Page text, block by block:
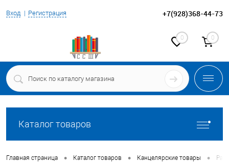
Вход Регистрация +7(928)368-44-73
0 0
Каталог товаров
Главная страница • Каталог товаров • Канцелярские товары •